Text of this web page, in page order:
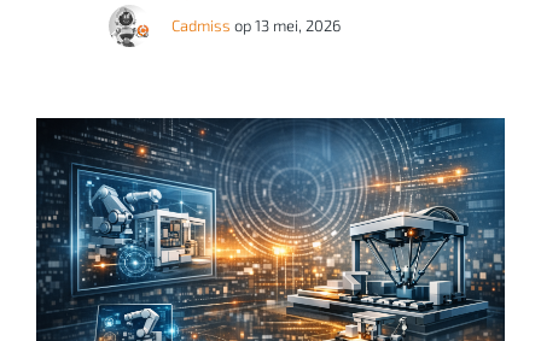
Cadmiss op 13 mei, 2026